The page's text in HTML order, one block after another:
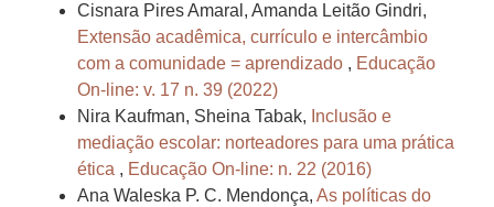
Cisnara Pires Amaral, Amanda Leitão Gindri,
Extensão acadêmica, currículo e intercâmbio
com a comunidade = aprendizado , Educação
On-line: v. 17 n. 39 (2022)
Nira Kaufman, Sheina Tabak, Inclusão e
mediação escolar: norteadores para uma prática
ética , Educação On-line: n. 22 (2016)
Ana Waleska P. C. Mendonça, As políticas do